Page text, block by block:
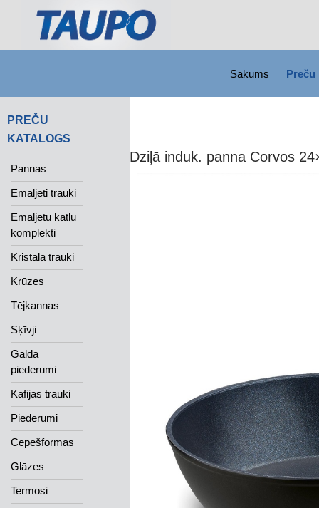
Sākums Preču
Dziļā induk. panna Corvos
PREČU
KATALOGS
Pannas
Emaljēti trauki
Emaljētu katlu
komplekti
Kristāla trauki
Krūzes
Tējkannas
Sķīvji
Galda
piederumi
Kafijas trauki
Piederumi
Cepešformas
Glāzes
Termosi